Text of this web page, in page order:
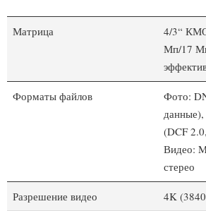
Матрица
4/3“
Мп/17
Форматы файлов
Фото:
данные),
(DCF
Видео:
стерео
Разрешение видео 4K